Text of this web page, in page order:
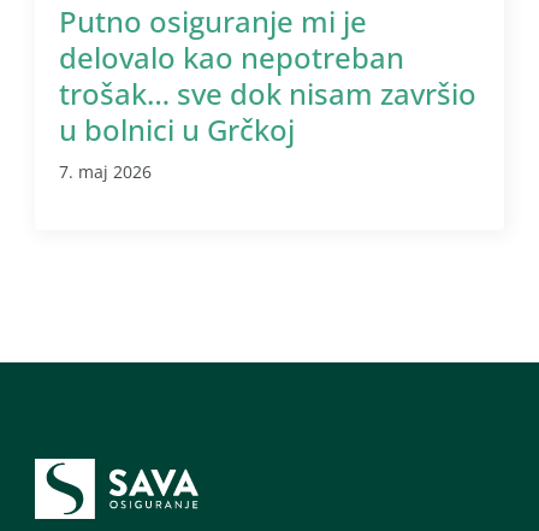
Putno osiguranje mi je
delovalo kao nepotreban
trošak… sve dok nisam završio
u bolnici u Grčkoj
7. maj 2026